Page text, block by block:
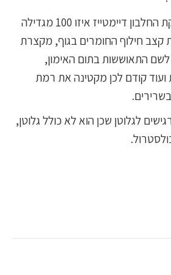
עוד כדאי לדעת שאבקת החלבון דיימטייז איזו 100 מגדילה
חילוף החומרים בגוף, מקצרת
התאוששות בתום האימון,
קודם לכן מקטינה את רמת
לגלוטן שכן הוא לא כולל גלוטן,